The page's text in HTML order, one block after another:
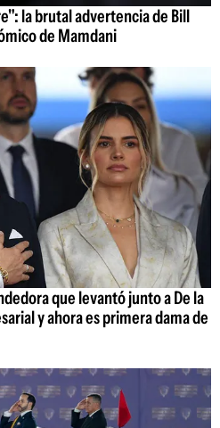
la brutal advertencia de Bill
de Mamdani
que levantó junto a De la
y ahora es primera dama de